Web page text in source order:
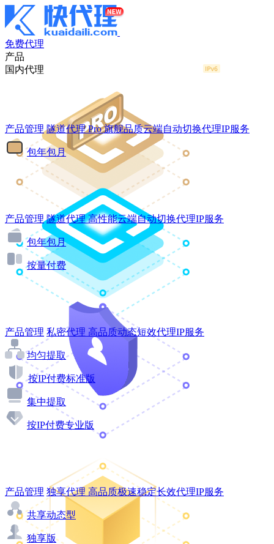
免费代理
产品
国内代理
产品管理 隧道代理Pro 旗舰品质云端自动切换代理IP服务
包年包月
产品管理 隧道代理 高性能云端自动切换代理IP服务
包年包月
按量付费
产品管理 私密代理 高品质动态短效代理IP服务
均匀提取
按IP付费标准版
集中提取
按IP付费专业版
产品管理 独享代理 高品质极速稳定长效代理IP服务
共享动态型
独享版